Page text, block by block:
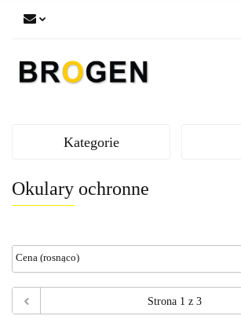
Kategorie
Okulary ochronne